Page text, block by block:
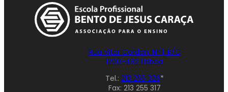
Rua Vitor Cordon, Nº 1, R/C
1200-482 Lisboa
Tel.: 213 255 326*
Fax: 213 255 317